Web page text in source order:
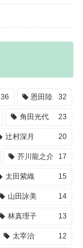
36 恩田陸 32
角田光代 23
辻村深月 20
芥川龍之介 17
太田紫織 15
山田詠美 14
林真理子 13
太宰治 12